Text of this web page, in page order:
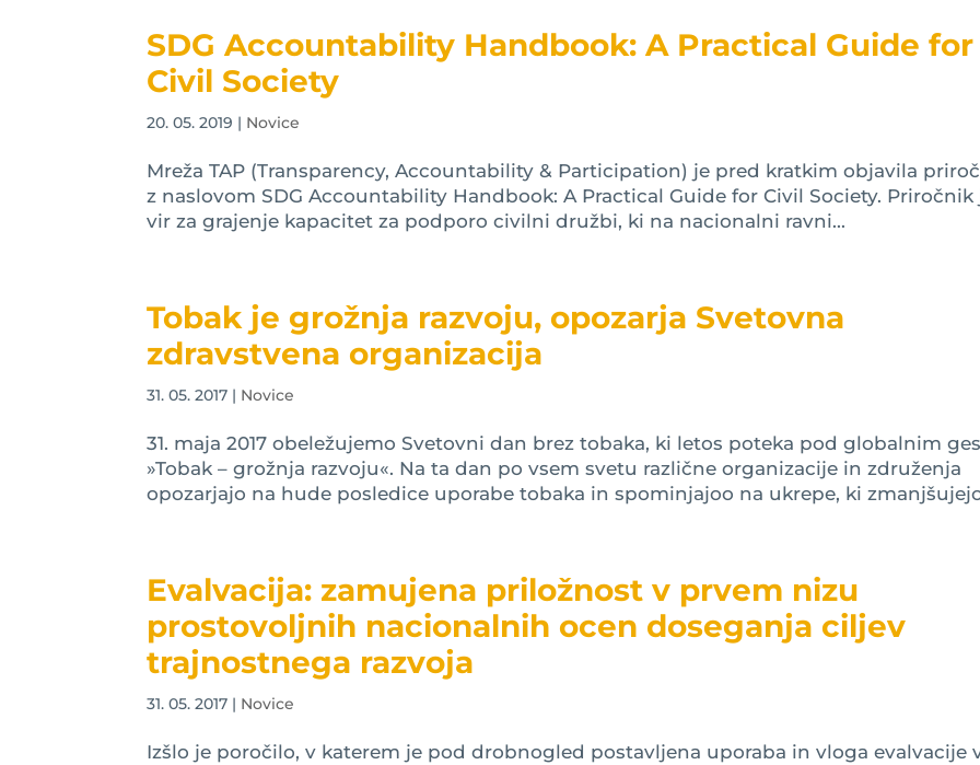
SDG Accountability Handbook: A Practical Guide for
Civil Society
20. 05. 2019 | Novice
Mreža TAP (Transparency, Accountability & Participation) je pred kratkim objavila
z naslovom SDG Accountability Handbook: A Practical Guide for Civil Society. Priročnik
vir za grajenje kapacitet za podporo civilni družbi, ki na nacionalni ravni...
Tobak je grožnja razvoju, opozarja Svetovna
zdravstvena organizacija
31. 05. 2017 | Novice
31. maja 2017 obeležujemo Svetovni dan brez tobaka, ki letos poteka pod globalnim
»Tobak – grožnja razvoju«. Na ta dan po vsem svetu različne organizacije in združenja
opozarjajo na hude posledice uporabe tobaka in spominjajoo na ukrepe, ki
Evalvacija: zamujena priložnost v prvem nizu
prostovoljnih nacionalnih ocen doseganja ciljev
trajnostnega razvoja
31. 05. 2017 | Novice
Izšlo je poročilo, v katerem je pod drobnogled postavljena uporaba in vloga evalvacije